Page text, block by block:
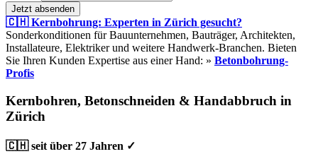
Jetzt absenden
🇨🇭 Kernbohrung: Experten in Zürich gesucht?
Sonderkonditionen für Bauunternehmen, Bauträger, Architekten,
Installateure, Elektriker und weitere Handwerk-Branchen. Bieten
Sie Ihren Kunden Expertise aus einer Hand: » Betonbohrung-
Profis
Kernbohren, Betonschneiden & Handabbruch in
Zürich
🇨🇭 seit über 27 Jahren ✓